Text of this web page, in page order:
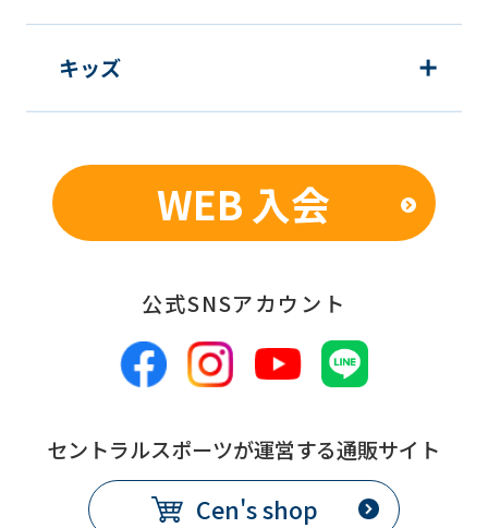
キッズ
WEB 入会
公式SNSアカウント
セントラルスポーツが運営する通販サイト
Cen's shop